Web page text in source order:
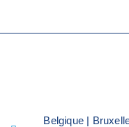
Belgique |